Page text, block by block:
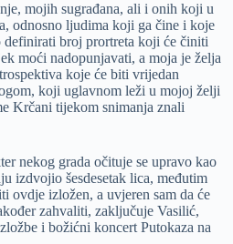
mojih sugrađana, ali i onih koji u
odnosno ljudima koji ga čine i koje
definirati broj prortreta koji će činiti
moći nadopunjavati, a moja je želja
koje će biti vrijedan
koji uglavnom leži u mojoj želji
Krčani tijekom snimanja znali
nekog grada očituje se upravo kao
izdvojio šesdesetak lica, međutim
ovdje izložen, a uvjeren sam da će
zahvaliti, zaključuje Vasilić,
i božićni koncert Putokaza na